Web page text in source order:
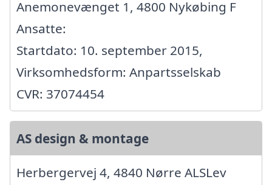
Anemonevænget 1, 4800 Nykøbing F
Ansatte:
Startdato: 10. september 2015,
Virksomhedsform: Anpartsselskab
CVR: 37074454
AS design & montage
Herbergervej 4, 4840 Nørre ALSLev